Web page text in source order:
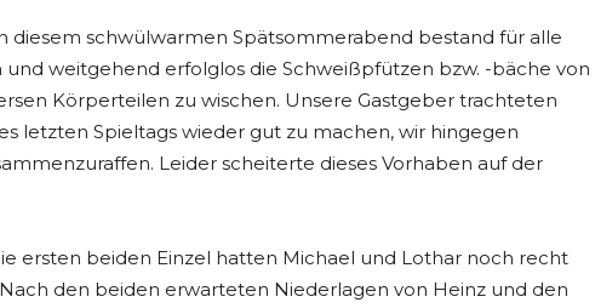
diesem schwülwarmen Spätsommerabend bestand für alle
weitgehend erfolglos die Schweißpfützen bzw. -bäche von
Körperteilen zu wischen. Unsere Gastgeber trachteten
letzten Spieltags wieder gut zu machen, wir hingegen
Leider scheiterte dieses Vorhaben auf der
ersten beiden Einzel hatten Michael und Lothar noch recht
den beiden erwarteten Niederlagen von Heinz und den